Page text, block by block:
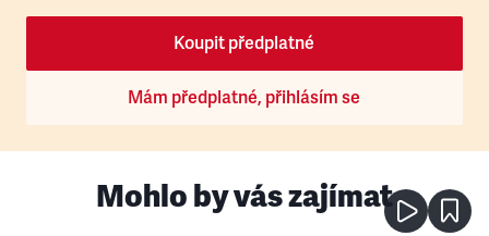
Koupit předplatné
Mám předplatné, přihlásím se
Mohlo by vás zajímat